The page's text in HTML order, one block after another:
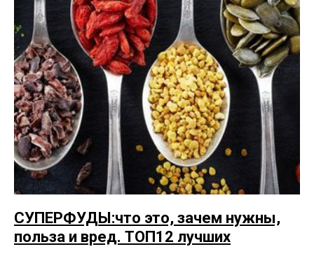
СУПЕРФУДЫ:что это, зачем нужны,
польза и вред. ТОП12 лучших